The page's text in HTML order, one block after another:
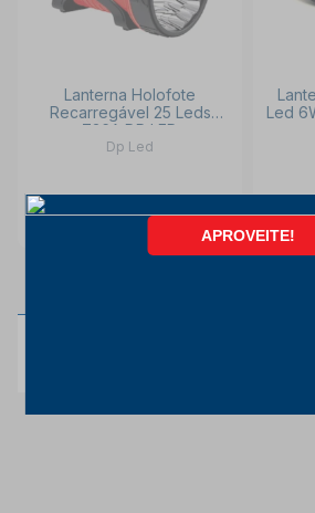
Lanterna Holofote
Recarregável 25 Leds
736A DP LED
Dp Led
INDISPONÍVEL
Led